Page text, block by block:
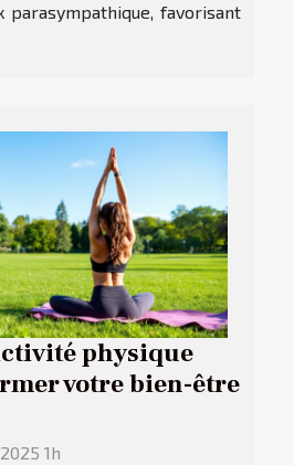
parasympathique, favorisant
physique
votre bien-être
1h